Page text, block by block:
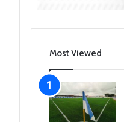
Most Viewed